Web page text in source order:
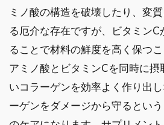
ミノ酸の構造を破壊したり、変
る厄介な存在ですが、ビタミン
ることで材料の鮮度を高く保つ
アミノ酸とビタミンCを同時に摂
いコラーゲンを効率よく作り出
ーゲンをダメージから守るという